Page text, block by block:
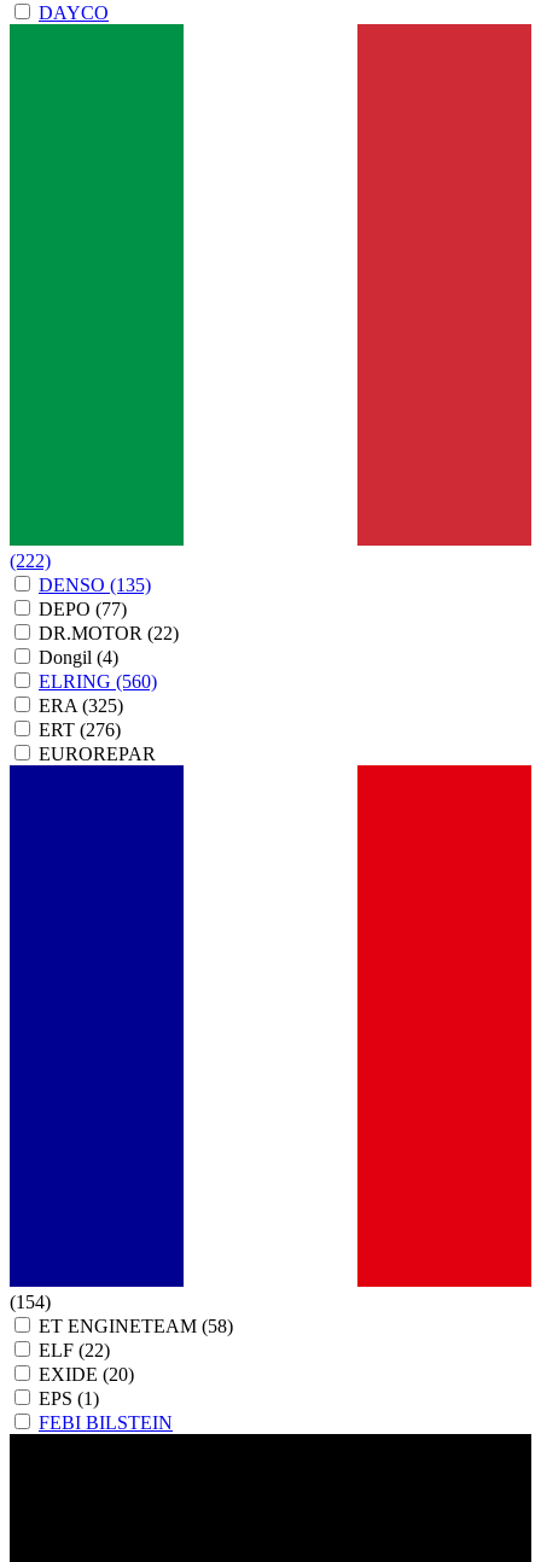
DAYCO
(222)
DENSO (135)
DEPO (77)
DR.MOTOR (22)
Dongil (4)
ELRING (560)
ERA (325)
ERT (276)
EUROREPAR
(154)
ET ENGINETEAM (58)
ELF (22)
EXIDE (20)
EPS (1)
FEBI BILSTEIN